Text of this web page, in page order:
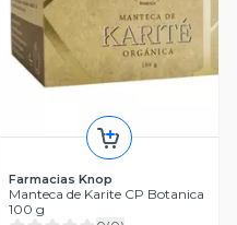
Farmacias Knop
Manteca de Karite CP Botanica
100 g